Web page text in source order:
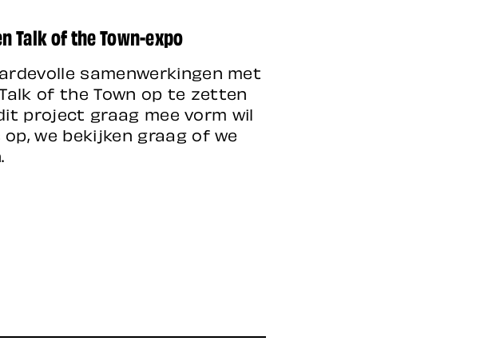
Talk of the Town-expo
samenwerkingen met
of the Town op te zetten
project graag mee vorm wil
we bekijken graag of we